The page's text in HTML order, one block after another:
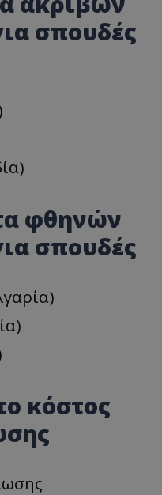
σπουδές
φθηνών
σπουδές
κόστος